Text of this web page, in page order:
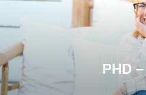
ד"ר רבקה מרום – PHD